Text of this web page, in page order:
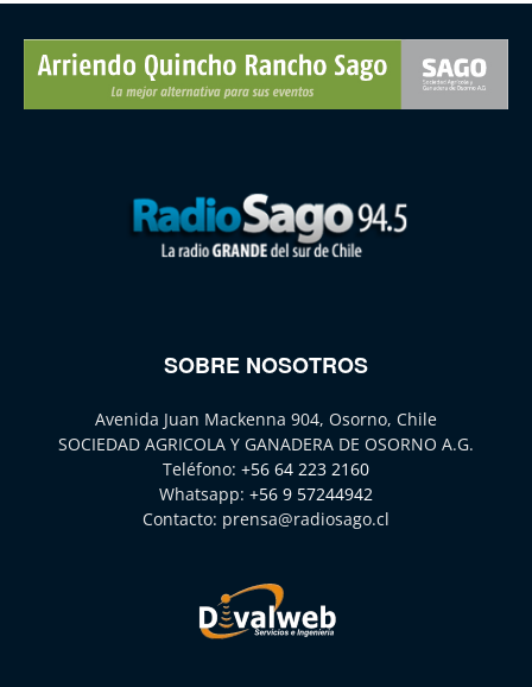
SOBRE NOSOTROS
Avenida Juan Mackenna 904, Osorno, Chile
SOCIEDAD AGRICOLA Y GANADERA DE OSORNO A.G.
Teléfono: +56 64 223 2160
Whatsapp: +56 9 57244942
Contacto: prensa@radiosago.cl